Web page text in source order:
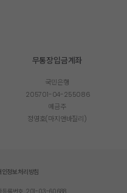
무통장입금계좌
국민은행
205701-04-255086
예금주
정영호(마지앤바질리)
인정보처리방침